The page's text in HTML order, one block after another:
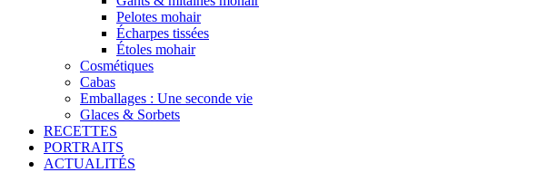
Pelotes mohair
Écharpes tissées
Étoles mohair
Cosmétiques
Cabas
Emballages : Une seconde vie
Glaces & Sorbets
RECETTES
PORTRAITS
ACTUALITÉS